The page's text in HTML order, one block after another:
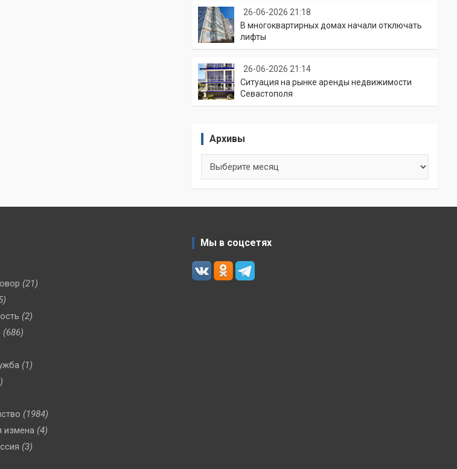
26-06-2026 21:18
В многоквартирных домах начали отключать
лифты
26-06-2026 21:14
Ситуация на рынке аренды недвижимости
Севастополя
Архивы
(21)
(2)
(686)
(1)
(1984)
измена (4)
(3)
Мы в соцсетях